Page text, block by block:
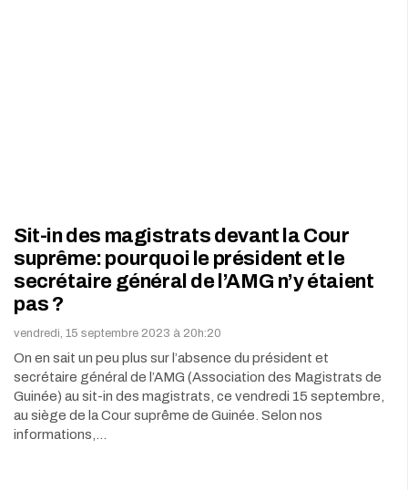
Sit-in des magistrats devant la Cour
suprême: pourquoi le président et le
secrétaire général de l’AMG n’y étaient
pas ?
vendredi, 15 septembre 2023 à 20h:20
On en sait un peu plus sur l’absence du président et
secrétaire général de l’AMG (Association des Magistrats de
Guinée) au sit-in des magistrats, ce vendredi 15 septembre,
au siège de la Cour suprême de Guinée. Selon nos
informations,…